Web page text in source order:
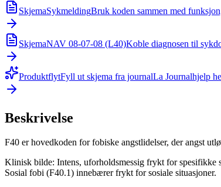
SkjemaSykmeldingBruk koden sammen med
SkjemaNAV 08-07-08 (L40)Koble diagnosen til
ProduktflytFyll ut skjema fra journalLa Journalhjelp
Beskrivelse
F40 er hovedkoden for fobiske angstlidelser, der angst
Klinisk bilde: Intens, uforholdsmessig frykt for
Sosial fobi (F40.1) innebærer frykt for sosiale situasjoner.